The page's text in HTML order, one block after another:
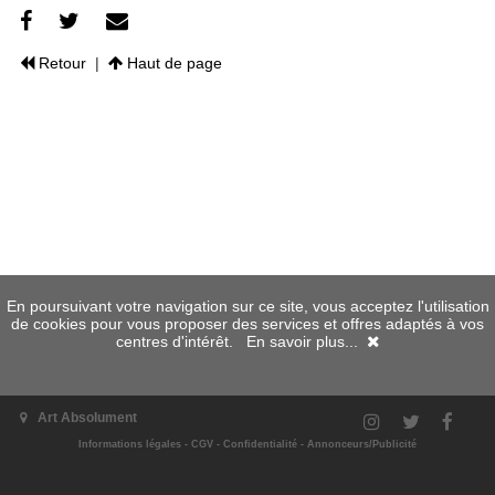
Retour| Haut de page
Art Absolument
Informations légales - CGV - Confidentialité - Annonceurs/Publicité
En poursuivant votre navigation sur ce site, vous acceptez l'utilisation
de cookies pour vous proposer des services et offres adaptés à vos
centres d'intérêt. En savoir plus...